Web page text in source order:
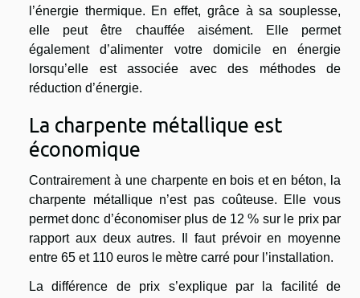
l’énergie thermique. En effet, grâce à sa souplesse,
elle peut être chauffée aisément. Elle permet
également d’alimenter votre domicile en énergie
lorsqu’elle est associée avec des méthodes de
réduction d’énergie.
La charpente métallique est
économique
Contrairement à une charpente en bois et en béton, la
charpente métallique n’est pas coûteuse. Elle vous
permet donc d’économiser plus de 12 % sur le prix par
rapport aux deux autres. Il faut prévoir en moyenne
entre 65 et 110 euros le mètre carré pour l’installation.
La différence de prix s’explique par la facilité de